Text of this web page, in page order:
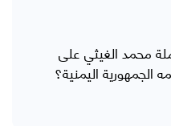
محمد الغيثي على
اليمنية؟